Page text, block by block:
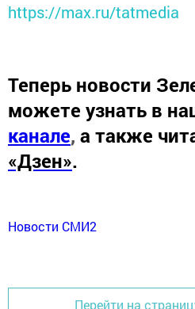
https://max.ru/tatmedia
Теперь новости
можете узнать в
канале, а также
«Дзен».
Новости СМИ2
Перейти на